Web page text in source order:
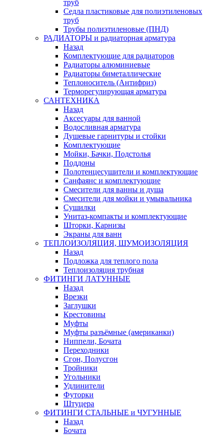
труб
Седла пластиковые для полиэтиленовых
труб
Трубы полиэтиленовые (ПНД)
РАДИАТОРЫ и радиаторная арматура
Назад
Комплектующие для радиаторов
Радиаторы алюминиевые
Радиаторы биметаллические
Теплоноситель (Антифриз)
Терморегулирующая арматура
САНТЕХНИКА
Назад
Аксесуары для ванной
Водосливная арматура
Душевые гарнитуры и стойки
Комплектующие
Мойки, Бачки, Подстолья
Поддоны
Полотенцесушители и комплектующие
Санфаянс и комплектующие
Смесители для ванны и душа
Смесители для мойки и умывальника
Сушилки
Унитаз-компакты и комплектующие
Шторки, Карнизы
Экраны для ванн
ТЕПЛОИЗОЛЯЦИЯ, ШУМОИЗОЛЯЦИЯ
Назад
Подложка для теплого пола
Теплоизоляция трубная
ФИТИНГИ ЛАТУННЫЕ
Назад
Врезки
Заглушки
Крестовины
Муфты
Муфты разъёмные (американки)
Ниппели, Бочата
Переходники
Сгон, Полусгон
Тройники
Угольники
Удлинители
Футорки
Штуцера
ФИТИНГИ СТАЛЬНЫЕ и ЧУГУННЫЕ
Назад
Бочата